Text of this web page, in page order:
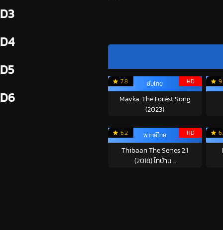
D3
D4
D5
D6
7.8 HD
ซับไทย
Mavka: The Forest Song
(2023)
6.2 HD
พากย์ไทย
Thibaan The Series 2.1
(2018) ไทบ้าน ...